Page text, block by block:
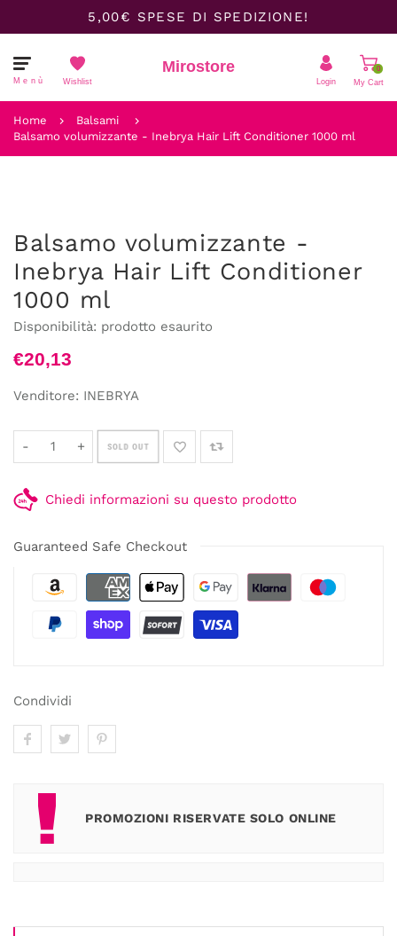
5,00€ SPESE DI SPEDIZIONE!
Menù Wishlist
Mirostore
Login
0
My Cart
Il carrello è vuoto.
Home
Balsami
Balsamo volumizzante - Inebrya Hair Lift Conditioner 1000 ml
Balsamo volumizzante -
Inebrya Hair Lift Conditioner
1000 ml
Disponibilità: prodotto esaurito
€20,13
Venditore: INEBRYA
- + SOLD OUT
Chiedi informazioni su questo prodotto
Guaranteed Safe Checkout
Condividi
PROMOZIONI RISERVATE SOLO ONLINE